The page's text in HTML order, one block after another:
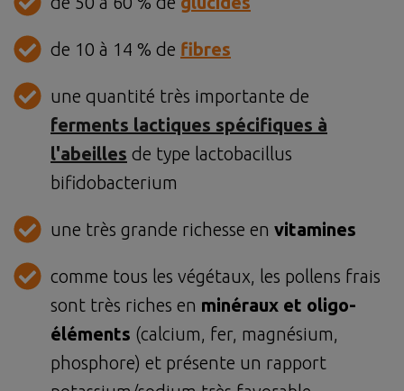
de 10 à 14 % de fibres
une quantité très importante de
ferments lactiques spécifiques à
l'abeilles de type lactobacillus
bifidobacterium
une très grande richesse en vitamines
comme tous les végétaux, les pollens frais
sont très riches en minéraux et oligo-
éléments (calcium, fer, magnésium,
phosphore) et présente un rapport